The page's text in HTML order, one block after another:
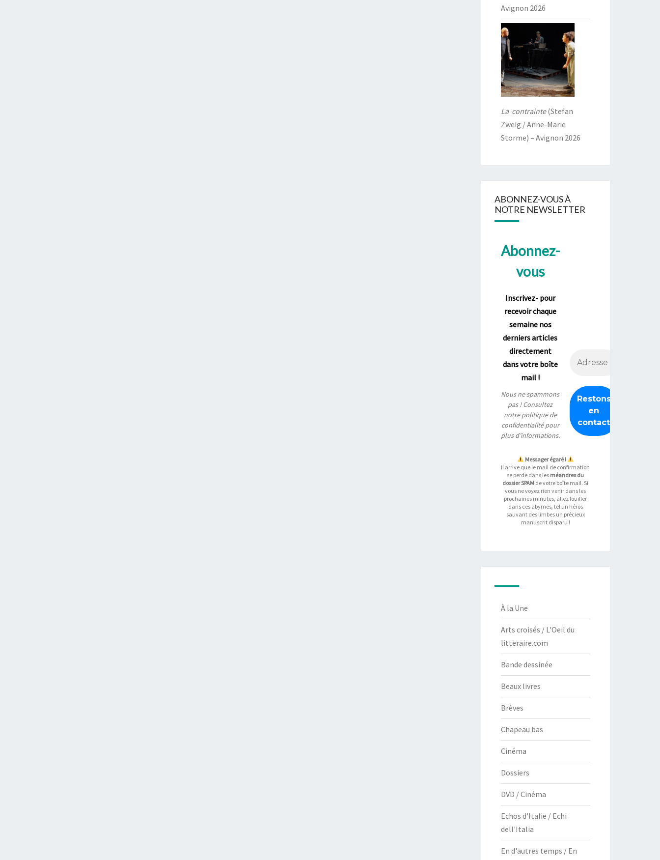
Avignon 2026
La contrainte(Stefan
Zweig / Anne-Marie
Storme) – Avignon 2026
ABONNEZ-VOUS À
NOTRE NEWSLETTER
Abonnez-
vous
Inscrivez- pour
recevoir chaque
semaine nos
derniers articles
directement
dans votre boîte
mail !
Nous ne spammons
pas ! Consultez
notrepolitique de
confidentialitépour
plus d’informations.
Messager égaré !
Il arrive que le mail de confirmation
se perde dans les méandres du
dossier SPAM de votre boîte mail. Si
vous ne voyez rien venir dans les
prochaines minutes, allez fouiller
dans ces abymes, tel un héros
sauvant des limbes un précieux
manuscrit disparu !
À la Une
Arts croisés / L'Oeil du
litteraire.com
Bande dessinée
Beaux livres
Brèves
Chapeau bas
Cinéma
Dossiers
DVD / Cinéma
Echos d'Italie / Echi
dell'Italia
En d'autres temps / En